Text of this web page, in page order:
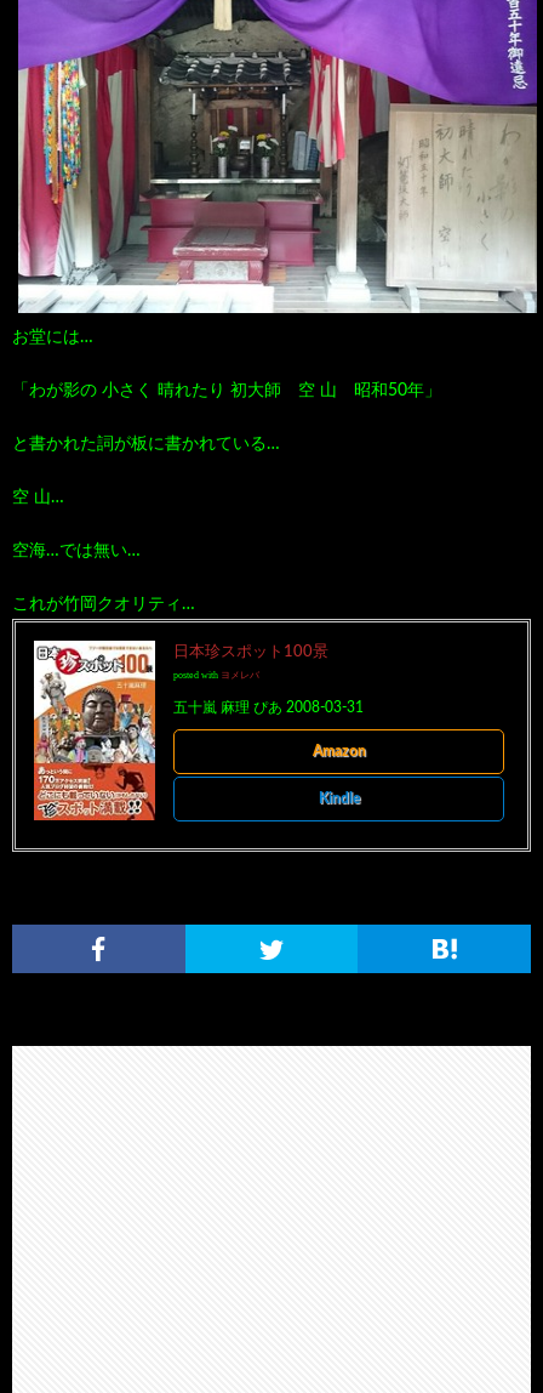
お堂には…
「わが影の 小さく 晴れたり 初大師 空 山 昭和50年」
と書かれた詞が板に書かれている…
空 山…
空海…では無い…
これが竹岡クオリティ…
日本珍スポット100景
posted with ヨメレバ
五十嵐 麻理 ぴあ 2008-03-31
Amazon
Kindle